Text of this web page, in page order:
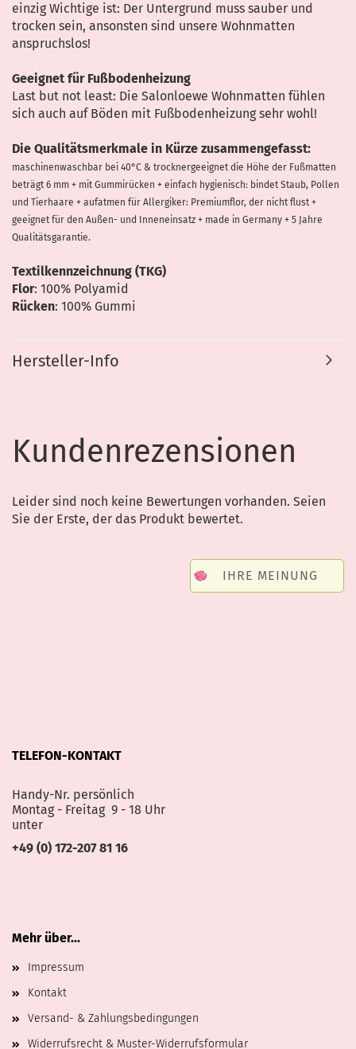
einzig Wichtige ist: Der Untergrund muss sauber und
trocken sein, ansonsten sind unsere Wohnmatten
anspruchslos!
Geeignet für Fußbodenheizung
Last but not least: Die Salonloewe Wohnmatten fühlen
sich auch auf Böden mit Fußbodenheizung sehr wohl!
Die Qualitätsmerkmale in Kürze zusammengefasst:
maschinenwaschbar bei 40°C & trocknergeeignet die Höhe der Fußmatten
beträgt 6 mm + mit Gummirücken + einfach hygienisch: bindet Staub, Pollen
und Tierhaare + aufatmen für Allergiker: Premiumflor, der nicht flust +
geeignet für den Außen- und Inneneinsatz + made in Germany + 5 Jahre
Qualitätsgarantie.
Textilkennzeichnung (TKG)
Flor: 100% Polyamid
Rücken: 100% Gummi
Hersteller-Info
Kundenrezensionen
Leider sind noch keine Bewertungen vorhanden. Seien
Sie der Erste, der das Produkt bewertet.
IHRE MEINUNG
TELEFON-KONTAKT
Handy-Nr. persönlich
Montag - Freitag 9 - 18 Uhr
unter
+49 (0) 172-207 81 16
Mehr über...
Impressum
Kontakt
Versand- & Zahlungsbedingungen
Widerrufsrecht & Muster-Widerrufsformular